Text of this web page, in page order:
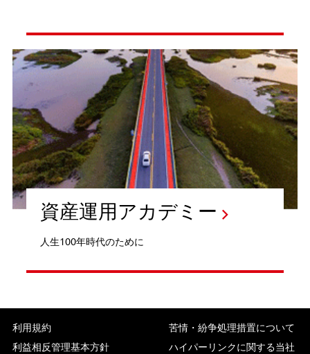
資産運用アカデミー
人生100年時代のために
利用規約
苦情・紛争処理措置について
利益相反管理基本方針
ハイパーリンクに関する当社